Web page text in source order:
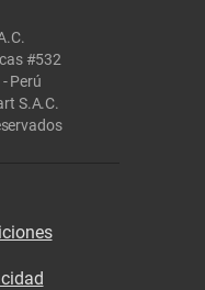
#532
Perú
S.A.C.